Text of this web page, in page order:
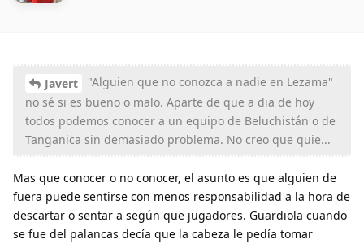
Javert
"Alguien que no conozca a nadie en Lezama"
no sé si es bueno o malo. Aparte de que a dia de hoy
todos podemos conocer a un equipo de Beluchistán o de
Tanganica sin demasiado problema. No creo que quie...
Mas que conocer o no conocer, el asunto es que alguien de
fuera puede sentirse con menos responsabilidad a la hora de
descartar o sentar a según que jugadores. Guardiola cuando
se fue del palancas decía que la cabeza le pedía tomar